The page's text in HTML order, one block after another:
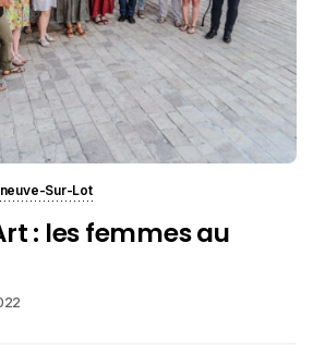
Sur-Lot
: les femmes au